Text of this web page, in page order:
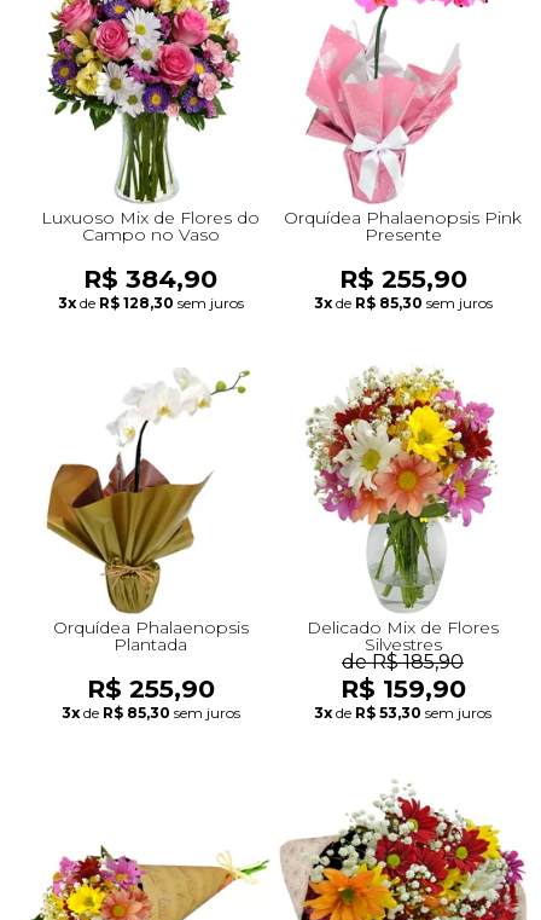
+Presentes com Flores
+Presentes por Ocasião
+Presentes para Família
+Presentes para Todos
+Tipo de Cesta
+Tipos de Buquês
+Tipos de Arranjos
+Tipos de Flores
+Por Cores
+Cidades do Sul
+Cidades do Sudeste
+Cidades do Norte
+Cidades do Nordeste
Luxuoso Mix de Flores do
Campo no Vaso
R$ 384,90
3x de R$ 128,30 sem juros
Orquídea Phalaenopsis Pink
Presente
R$ 255,90
3x de R$ 85,30 sem juros
Orquídea Phalaenopsis
Plantada
R$ 255,90
3x de R$ 85,30 sem juros
Delicado Mix de Flores
Silvestres
de R$ 185,90
R$ 159,90
3x de R$ 53,30 sem juros